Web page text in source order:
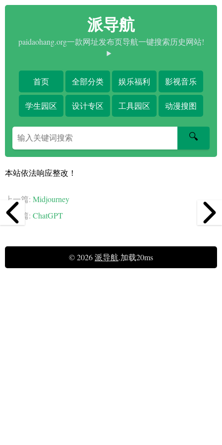
派导航
paidaohang.org一款网址发布页导航一键搜索历史网站!
首页 全部分类 娱乐福利 影视音乐
学生园区 设计专区 工具园区 动漫搜图
搜
索
字
🔍
本站依法响应整改！
上一篇: Midjourney
下一篇: ChatGPT
© 2026派导航.加载20ms